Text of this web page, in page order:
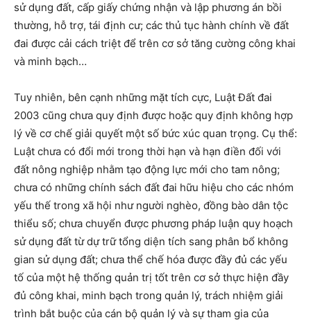
sử dụng đất, cấp giấy chứng nhận và lập phương án bồi
thường, hỗ trợ, tái định cư; các thủ tục hành chính về đất
đai được cải cách triệt để trên cơ sở tăng cường công khai
và minh bạch…
Tuy nhiên, bên cạnh những mặt tích cực, Luật Đất đai
2003 cũng chưa quy định được hoặc quy định không hợp
lý về cơ chế giải quyết một số bức xúc quan trọng. Cụ thể:
Luật chưa có đổi mới trong thời hạn và hạn điền đối với
đất nông nghiệp nhằm tạo động lực mới cho tam nông;
chưa có những chính sách đất đai hữu hiệu cho các nhóm
yếu thế trong xã hội như người nghèo, đồng bào dân tộc
thiểu số; chưa chuyển được phương pháp luận quy hoạch
sử dụng đất từ dự trữ tổng diện tích sang phân bổ không
gian sử dụng đất; chưa thể chế hóa được đầy đủ các yếu
tố của một hệ thống quản trị tốt trên cơ sở thực hiện đầy
đủ công khai, minh bạch trong quản lý, trách nhiệm giải
trình bắt buộc của cán bộ quản lý và sự tham gia của